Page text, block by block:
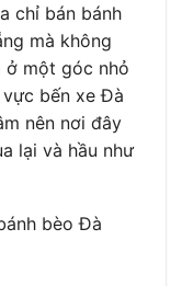
chỉ bán bánh
mà không
ở một góc nhỏ
bến xe Đà
nên nơi đây
lại và hầu như
bèo Đà